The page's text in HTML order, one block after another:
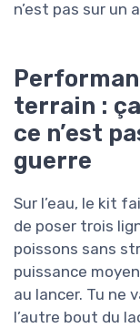
n’est pas sur un
terrain :
ce n’est
guerre
Sur l’eau, le kit
de poser trois
poissons sans
puissance
au lancer. Tu ne
l’autre bout du